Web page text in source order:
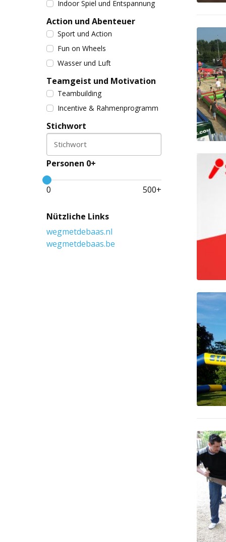
Indoor Spiel und Entspannung
Action und Abenteuer
Sport und Action
Fun on Wheels
Wasser und Luft
Teamgeist und Motivation
Teambuilding
Incentive & Rahmenprogramm
Stichwort
Stichwort
Personen 0+
0 500+
Nützliche Links
wegmetdebaas.nl
wegmetdebaas.be